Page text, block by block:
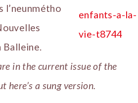
l’neunmétho
in the current issue of the
here’s a sung version.